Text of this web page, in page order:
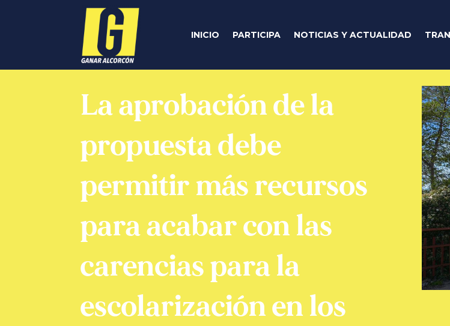
INICIO PARTICIPA NOTICIAS Y ACTUALIDAD
La aprobación de la
propuesta debe
permitir más recursos
para acabar con las
carencias para la
escolarización en los